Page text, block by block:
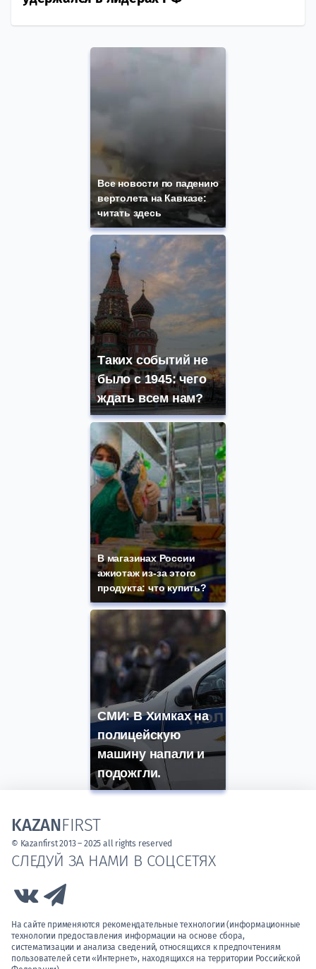
Все новости по падению
вертолета на Кавказе:
читать здесь
Таких событий не
было с 1945: чего
ждать всем нам?
В магазинах России
ажиотаж из-за этого
продукта: что купить?
СМИ: В Химках на
полицейскую
машину напали и
подожгли.
СЛЕДУЙ ЗА НАМИ В СОЦСЕТЯХ
Link to Vk
На сайте применяются рекомендательные технологии (информационные
технологии предоставления информации на основе сбора,
систематизации и анализа сведений, относящихся к предпочтениям
пользователей сети «Интернет», находящихся на территории Российской
KAZANFIRST
© Kazanfirst 2013 – 2025 all rights reserved